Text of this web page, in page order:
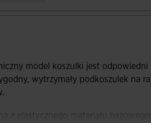
model koszulki jest
wytrzymały podkoszulek na
z elastycznego materiału bazowego